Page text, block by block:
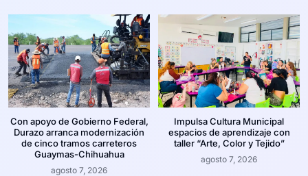
Con apoyo de Gobierno Federal,
Durazo arranca modernización
de cinco tramos carreteros
Guaymas-Chihuahua
agosto 7, 2026
Impulsa Cultura Municipal
espacios de aprendizaje con
taller “Arte, Color y Tejido”
agosto 7, 2026